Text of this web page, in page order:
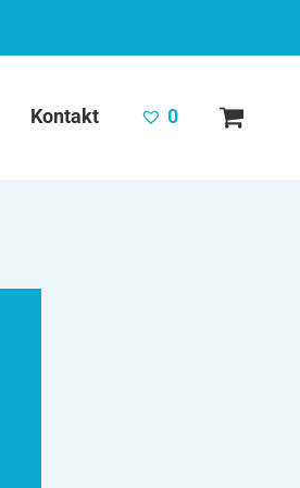
Kontakt 0